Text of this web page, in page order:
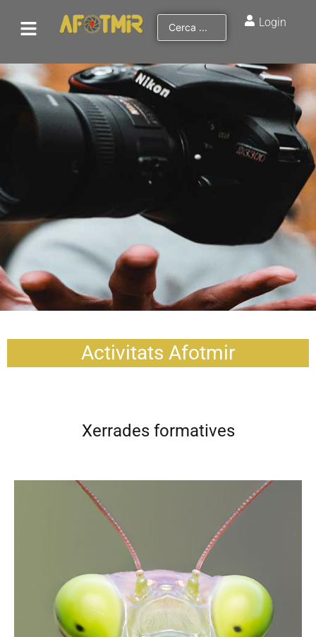
Login
Activitats Afotmir
Xerrades formatives